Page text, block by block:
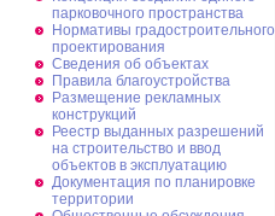
парковочного пространства
Нормативы градостроительного
проектирования
Сведения об объектах
Правила благоустройства
Размещение рекламных
конструкций
Реестр выданных разрешений
на строительство и ввод
объектов в эксплуатацию
Документация по планировке
территории